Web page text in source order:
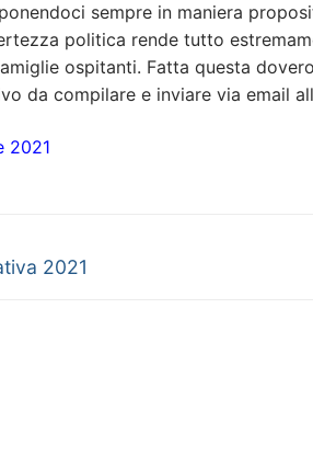
sempre in maniera
politica rende tutto
ospitanti. Fatta questa
da compilare e inviare via email
2021
2021